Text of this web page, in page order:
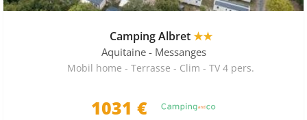
Camping Albret★★
Aquitaine - Messanges
Mobil home - Terrasse - Clim - TV 4 pers.
1031 €